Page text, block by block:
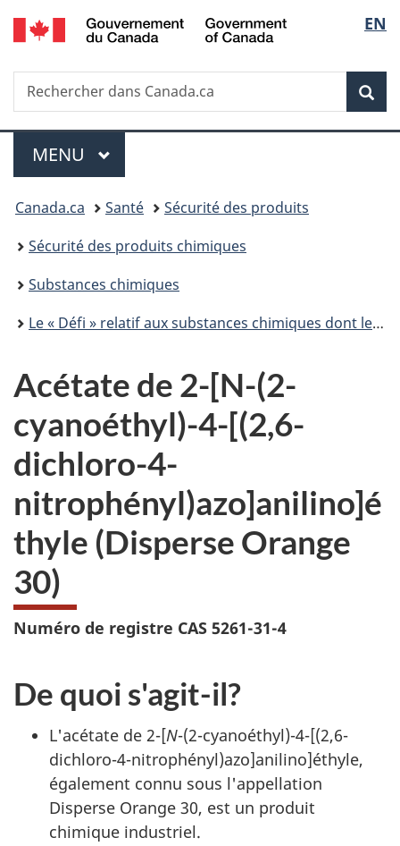
Passer
au
principal
Passer
à
Au
du
Passer
au
de
section
Passer
à
version
simplifiée
de
la
EN
Recherche
Rechercher
dans
Menu
MENU PRINCIPAL
Vous
êtes
ici :
Canada.ca Santé
Sécurité des produits
Sécurité des produits chimiques
Substances chimiques
Le « Défi » relatif aux substances chimiques dont le suivi est de priorité élevée
Acétate de 2-[N-(2-
cyanoéthyl)-4-[(2,6-
dichloro-4-
nitrophényl)azo]anilino]é
thyle (Disperse Orange
30)
Numéro de registre CAS 5261-31-4
De quoi s'agit-il?
L'acétate de 2-[N-(2-cyanoéthyl)-4-[(2,6-
dichloro-4-nitrophényl)azo]anilino]éthyle,
également connu sous l'appellation
Disperse Orange 30, est un produit
chimique industriel.